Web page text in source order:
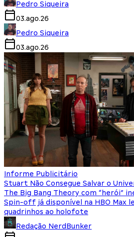
Pedro Siqueira
03.ago.26
Pedro Siqueira
03.ago.26
Informe Publicitário
Stuart Não Consegue Salvar o
The Big Bang Theory com “herói”
Spin-off já disponível na HBO Max
quadrinhos ao holofote
Redação NerdBunker